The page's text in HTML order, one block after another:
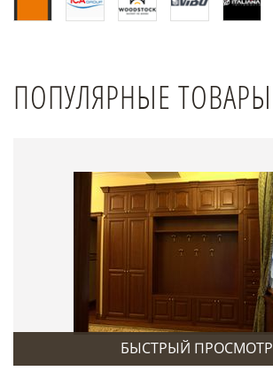
ПОПУЛЯРНЫЕ ТОВАРЫ
БЫСТРЫЙ ПРОСМОТР